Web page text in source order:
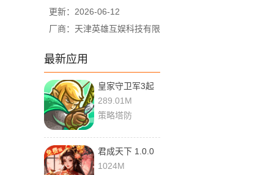
更新：2026-06-12
厂商：天津英雄互娱科技有限
最新应用
皇家守卫军3起
源 6.2.00 安卓
版
289.01M
策略塔防
君成天下 1.0.0
最新版
1024M